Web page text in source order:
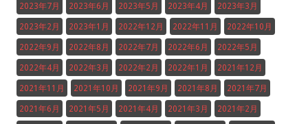
2023年7月 2023年6月 2023年5月 2023年4月 2023年3月
2023年2月 2023年1月 2022年12月 2022年11月 2022年10月
2022年9月 2022年8月 2022年7月 2022年6月 2022年5月
2022年4月 2022年3月 2022年2月 2022年1月 2021年12月
2021年11月 2021年10月 2021年9月 2021年8月 2021年7月
2021年6月 2021年5月 2021年4月 2021年3月 2021年2月